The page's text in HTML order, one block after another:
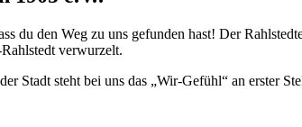
du den Weg zu uns gefunden hast! Der
verwurzelt.
Stadt steht bei uns das „Wir-Gefühl“ an erster